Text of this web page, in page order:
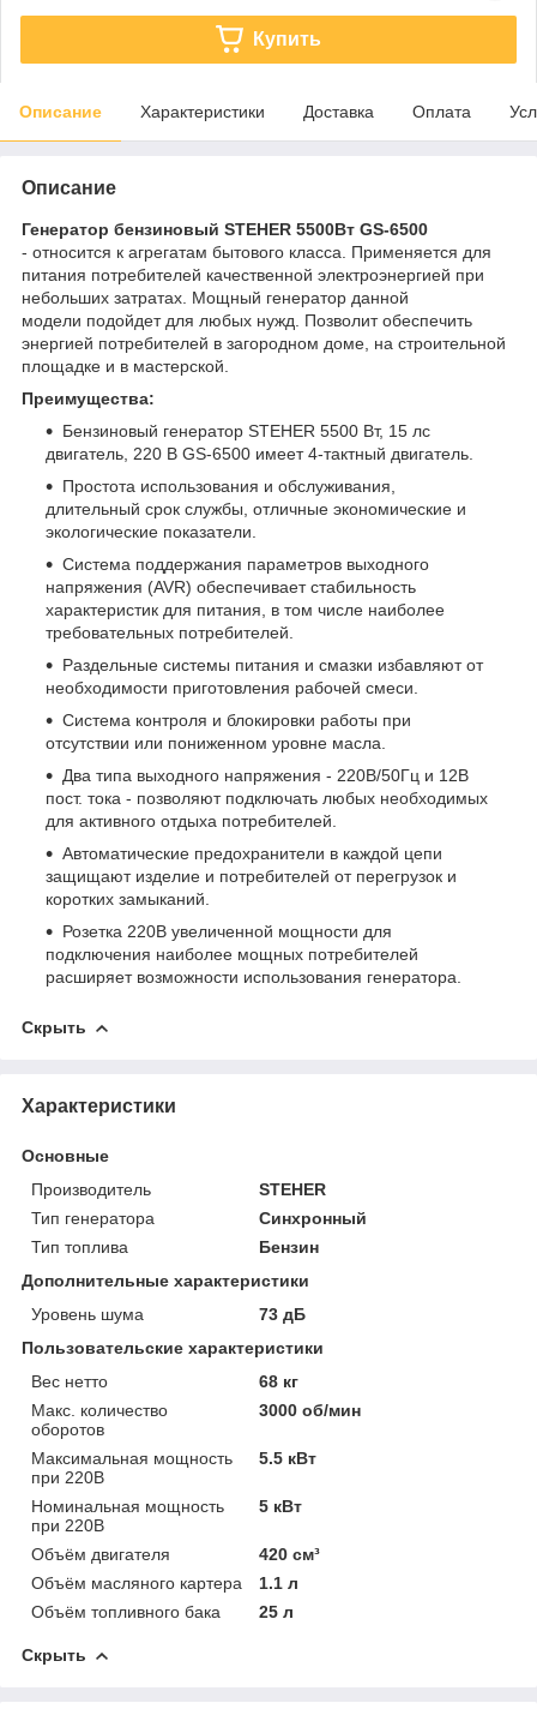
Купить
Описание Характеристики Доставка Оплата
Описание
Генератор бензиновый STEHER 5500Вт GS-6500
- относится к агрегатам бытового класса. Применяется для
питания потребителей качественной электроэнергией при
небольших затратах. Мощный генератор данной
модели подойдет для любых нужд. Позволит обеспечить
энергией потребителей в загородном доме, на строительной
площадке и в мастерской.
Преимущества:
Бензиновый генератор STEHER 5500 Вт, 15 лс
двигатель, 220 В GS-6500 имеет 4-тактный двигатель.
Простота использования и обслуживания,
длительный срок службы, отличные экономические и
экологические показатели.
Система поддержания параметров выходного
напряжения (AVR) обеспечивает стабильность
характеристик для питания, в том числе наиболее
требовательных потребителей.
Раздельные системы питания и смазки избавляют от
необходимости приготовления рабочей смеси.
Система контроля и блокировки работы при
отсутствии или пониженном уровне масла.
Два типа выходного напряжения - 220В/50Гц и 12В
пост. тока - позволяют подключать любых необходимых
для активного отдыха потребителей.
Автоматические предохранители в каждой цепи
защищают изделие и потребителей от перегрузок и
коротких замыканий.
Розетка 220В увеличенной мощности для
подключения наиболее мощных потребителей
расширяет возможности использования генератора.
Скрыть
Характеристики
Основные
Производитель
STEHER
Тип генератора
Синхронный
Тип топлива
Бензин
Дополнительные характеристики
Уровень шума
73 дБ
Пользовательские характеристики
Вес нетто
68 кг
Макс. количество
оборотов
3000 об/мин
Максимальная мощность
при 220В
5.5 кВт
Номинальная мощность
при 220В
5 кВт
Объём двигателя
420 см³
Объём масляного картера
1.1 л
Объём топливного бака
25 л
Скрыть